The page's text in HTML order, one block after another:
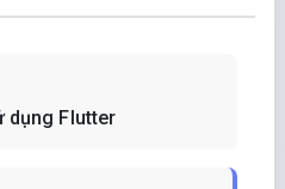
dụng Flutter